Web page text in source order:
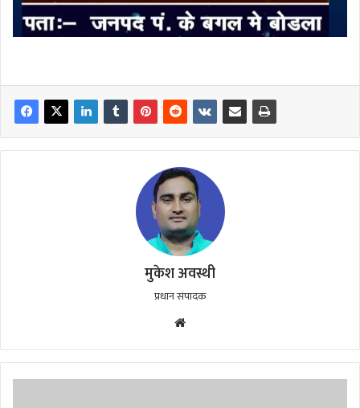
मुकेश अवस्थी
प्रधान संपादक